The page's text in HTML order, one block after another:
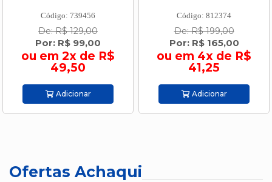
Código: 739456
De: R$ 129,00
Por: R$ 99,00
ou em 2x de R$
49,50
Adicionar
Código: 812374
De: R$ 199,00
Por: R$ 165,00
ou em 4x de R$
41,25
Adicionar
Ofertas Achaqui